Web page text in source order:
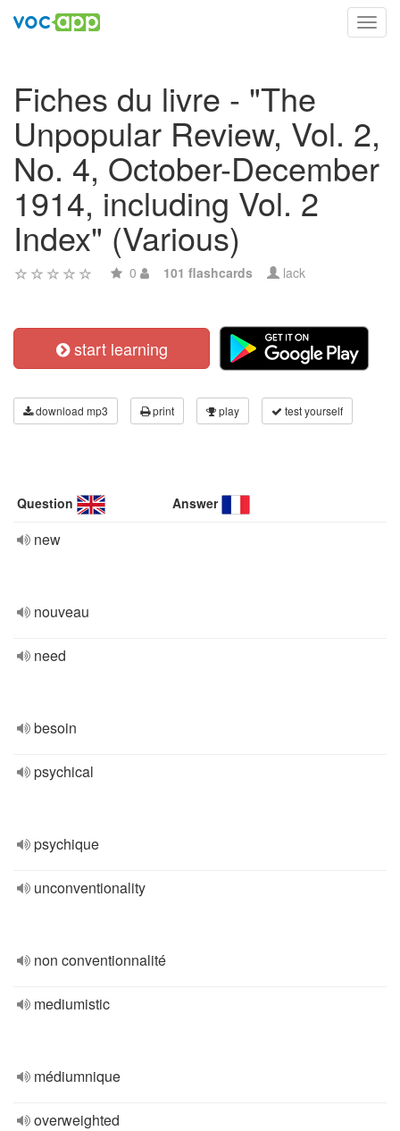
Fiches du livre - "The
Unpopular Review, Vol. 2,
No. 4, October-December
1914, including Vol. 2
Index" (Various)
0 101 flashcards lack
start learning
download mp3 print play test yourself
Question Answer
new
nouveau
need
besoin
psychical
psychique
unconventionality
non conventionnalité
mediumistic
médiumnique
overweighted